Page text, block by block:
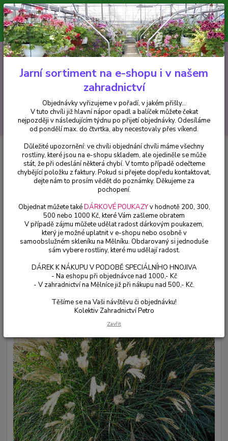
Minimální hodnota pro odeslání z e-shopu je 300 Kč.
V tuto chvíli již hlavní nápor objednávek opadl a balíček můžete čekat
nejpozději v následujícím týdnu po přijetí objednávky. Objednávky
vyřizujeme v pořadí, v jakém přišly...
CZK
Hledat
+420 602 223 614 0ks
za0 Kč
Okrasné trávy
Miscanthus sin. Kleine Fontane- Ozdobnice čínská -
Miscanthus sin. Kleine Fontane-
Ozdobnice čínská - 1 ks
Jarní sortiment na e-shopu i v našem
zahradnictví
Objednávky vyřizujeme v pořadí, v jakém přišly...
V tuto chvíli již hlavní nápor opadl a balíček můžete čekat
nejpozději v následujícím týdnu po přijetí objednávky. Odesíláme
od pondělí max. do čtvrtka, aby necestovaly přes víkend.
Důležité upozornění: ve chvíli objednání chvíli máme všechny
rostliny, které jsou na e-shopu skladem, ale ojediněle se může
stát, že při odeslání některá chybí. V tomto případě odečteme
chybějící položku z faktury. Pokud si přejete dopředu kontaktovat,
dejte nám to prosím vědět do poznámky. Děkujeme za
pochopení.
Objednat můžete takéDÁRKOVÉ POUKAZYv hodnotě 200, 300,
500 nebo 1000 Kč, které Vám zašleme obratem
V případě zájmu můžete udělat radost dárkovým poukazem,
který je možné uplatnit v e-shopu nebo osobně v
samoobslužném skleníku na Mělníku. Obdarovaný si jednoduše
sám vybere rostliny, které mu udělají radost.
DÁREK K NÁKUPU V PODOBĚ SPECIÁLNÍHO HNOJIVA
- Na eshopu při objednávce nad 1000,- Kč
- V zahradnictví na Mělníce již při nákupu nad 500,- Kč.
Těšíme se na Vaši návštěvu či objednávku!
Kolektiv Zahradnictví Petro
Zavřít